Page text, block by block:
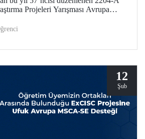
Projeleri Yarışması Avrupa
12
Şub